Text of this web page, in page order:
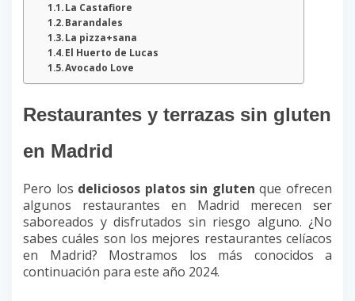
La Castafiore
Barandales
La pizza+sana
El Huerto de Lucas
Avocado Love
Restaurantes y terrazas sin gluten
en Madrid
Pero los deliciosos platos sin gluten que ofrecen
algunos restaurantes en Madrid merecen ser
saboreados y disfrutados sin riesgo alguno. ¿No
sabes cuáles son los mejores restaurantes celíacos
en Madrid? Mostramos los más conocidos a
continuación para este año 2024.